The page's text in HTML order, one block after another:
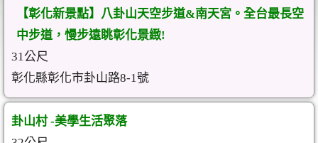
【彰化新景點】八卦山天空步道&南天宮。全台最長空
中步道，慢步遠眺彰化景緻!
31公尺
彰化縣彰化市卦山路8-1號
卦山村 -美學生活聚落